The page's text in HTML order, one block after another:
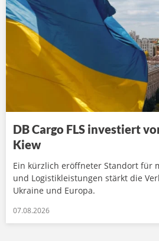
DB Cargo FLS investiert
Kiew
Ein kürzlich eröffneter Standort für
und Logistikleistungen stärkt die
Ukraine und Europa.
07.08.2026